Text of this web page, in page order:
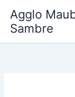
contenu
Agglo
Sambre